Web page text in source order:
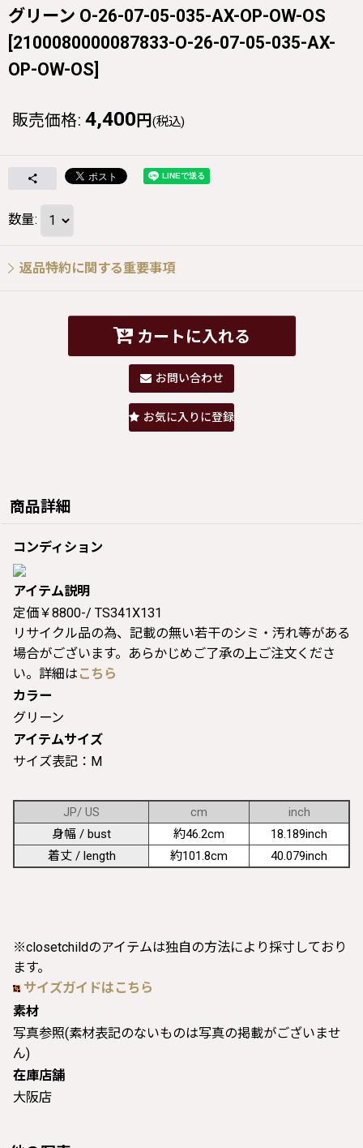
グリーン O-26-07-05-035-AX-OP-OW-OS
[2100080000087833-O-26-07-05-035-AX-
OP-OW-OS]
販売価格: 4,400 円 (税込)
数量:
返品特約に関する重要事項
カートに入れる
お問い合わせ
お気に入りに登録
商品詳細
コンディション
アイテム説明
定価￥8800-/ TS341X131
リサイクル品の為、記載の無い若干のシミ・汚れ等がある
場合がございます。あらかじめご了承の上ご注文くださ
い。詳細は こちら
カラー
グリーン
アイテムサイズ
サイズ表記：M
JP/ US cm
inch
身幅 / bust
約46.2cm
18.189inch
着丈 / length
約101.8cm 40.079inch
※closetchildのアイテムは独自の方法により採寸しており
ます。
サイズガイドはこちら
素材
写真参照(素材表記のないものは写真の掲載がございませ
ん)
在庫店舗
大阪店